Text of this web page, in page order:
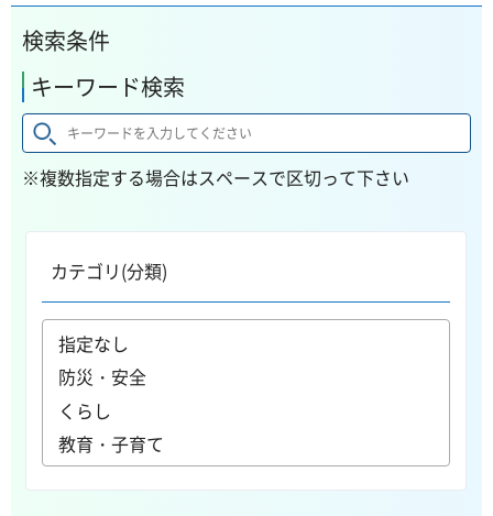
検索条件
キーワード検索
※複数指定する場合はスペースで区切って下さい
カテゴリ(分類)